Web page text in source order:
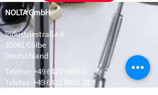
NOLTA GmbH
Industriestraße 8
35091 Cölbe
Deutschland
Telefon: +49 6421 9859-0
Telefax: +49 6421 9859-28